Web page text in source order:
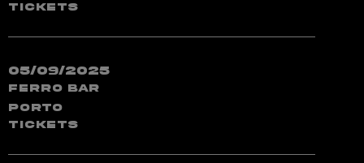
TICKETS
05/09/2025
Ferro Bar
Porto
TICKETS